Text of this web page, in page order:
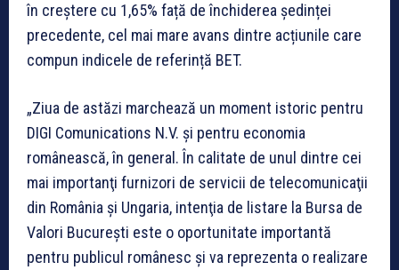
în creștere cu 1,65% față de închiderea ședinței
precedente, cel mai mare avans dintre acțiunile care
compun indicele de referință BET.
„Ziua de astăzi marchează un moment istoric pentru
DIGI Comunications N.V. şi pentru economia
românească, în general. În calitate de unul dintre cei
mai importanţi furnizori de servicii de telecomunicaţii
din România şi Ungaria, intenţia de listare la Bursa de
Valori Bucureşti este o oportunitate importantă
pentru publicul românesc şi va reprezenta o realizare